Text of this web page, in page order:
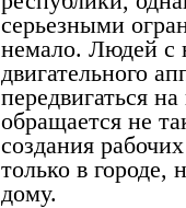
серьезными
немало. Людей с
двигательного
передвигаться
обращается не
создания
только в городе,
дому.